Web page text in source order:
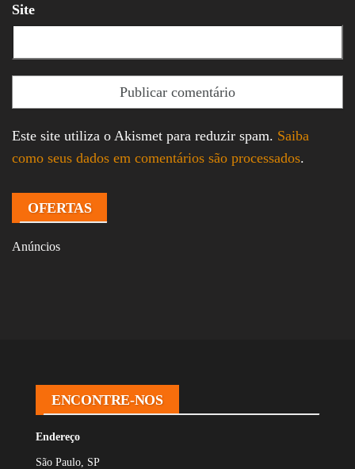
Site
Este site utiliza o Akismet para reduzir spam. Saiba
como seus dados em comentários são processados.
OFERTAS
Anúncios
ENCONTRE-NOS
Endereço
São Paulo, SP